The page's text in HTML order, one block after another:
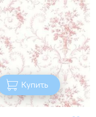
Купить